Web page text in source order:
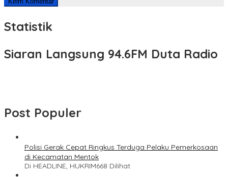
Statistik
Siaran Langsung 94.6FM Duta Radio
Post Populer
Polisi Gerak Cepat Ringkus Terduga Pelaku Pemerkosaan
di Kecamatan Mentok
Di HEADLINE, HUKRIM668 Dilihat